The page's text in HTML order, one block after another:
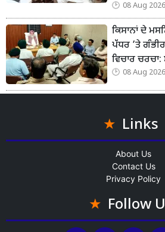
08 Aug
ਕਿਸਾਨਾਂ ਦੇ
ਪੱਧਰ ’ਤੇ
ਵਿਚਾਰ
08 Aug
Links
About Us
Contact Us
Privacy Policy
Follow